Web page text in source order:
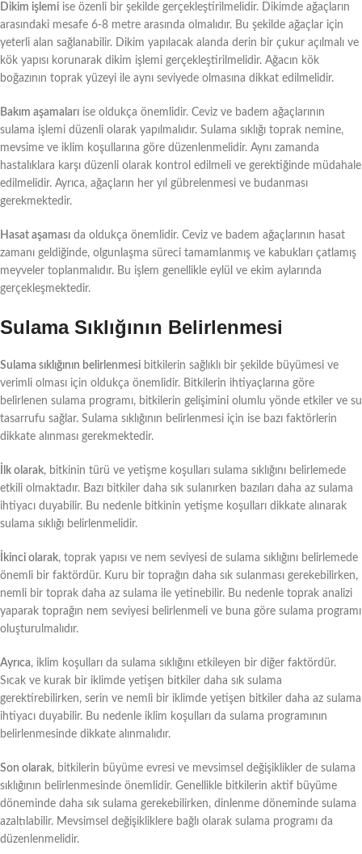
Dikim işlemi ise özenli bir şekilde gerçekleştirilmelidir. Dikimde ağaçların
arasındaki mesafe 6-8 metre arasında olmalıdır. Bu şekilde ağaçlar için
yeterli alan sağlanabilir. Dikim yapılacak alanda derin bir çukur açılmalı ve
kök yapısı korunarak dikim işlemi gerçekleştirilmelidir. Ağacın kök
boğazının toprak yüzeyi ile aynı seviyede olmasına dikkat edilmelidir.
Bakım aşamaları ise oldukça önemlidir. Ceviz ve badem ağaçlarının
sulama işlemi düzenli olarak yapılmalıdır. Sulama sıklığı toprak nemine,
mevsime ve iklim koşullarına göre düzenlenmelidir. Aynı zamanda
hastalıklara karşı düzenli olarak kontrol edilmeli ve gerektiğinde müdahale
edilmelidir. Ayrıca, ağaçların her yıl gübrelenmesi ve budanması
gerekmektedir.
Hasat aşaması da oldukça önemlidir. Ceviz ve badem ağaçlarının hasat
zamanı geldiğinde, olgunlaşma süreci tamamlanmış ve kabukları çatlamış
meyveler toplanmalıdır. Bu işlem genellikle eylül ve ekim aylarında
gerçekleşmektedir.
Sulama Sıklığının Belirlenmesi
Sulama sıklığının belirlenmesi bitkilerin sağlıklı bir şekilde büyümesi ve
verimli olması için oldukça önemlidir. Bitkilerin ihtiyaçlarına göre
belirlenen sulama programı, bitkilerin gelişimini olumlu yönde etkiler ve su
tasarrufu sağlar. Sulama sıklığının belirlenmesi için ise bazı faktörlerin
dikkate alınması gerekmektedir.
İlk olarak, bitkinin türü ve yetişme koşulları sulama sıklığını belirlemede
etkili olmaktadır. Bazı bitkiler daha sık sulanırken bazıları daha az sulama
ihtiyacı duyabilir. Bu nedenle bitkinin yetişme koşulları dikkate alınarak
sulama sıklığı belirlenmelidir.
İkinci olarak, toprak yapısı ve nem seviyesi de sulama sıklığını belirlemede
önemli bir faktördür. Kuru bir toprağın daha sık sulanması gerekebilirken,
nemli bir toprak daha az sulama ile yetinebilir. Bu nedenle toprak analizi
yaparak toprağın nem seviyesi belirlenmeli ve buna göre sulama programı
oluşturulmalıdır.
Ayrıca, iklim koşulları da sulama sıklığını etkileyen bir diğer faktördür.
Sıcak ve kurak bir iklimde yetişen bitkiler daha sık sulama
gerektirebilirken, serin ve nemli bir iklimde yetişen bitkiler daha az sulama
ihtiyacı duyabilir. Bu nedenle iklim koşulları da sulama programının
belirlenmesinde dikkate alınmalıdır.
Son olarak, bitkilerin büyüme evresi ve mevsimsel değişiklikler de sulama
sıklığının belirlenmesinde önemlidir. Genellikle bitkilerin aktif büyüme
döneminde daha sık sulama gerekebilirken, dinlenme döneminde sulama
azaltılabilir. Mevsimsel değişikliklere bağlı olarak sulama programı da
düzenlenmelidir.